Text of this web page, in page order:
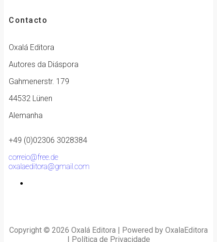
Contacto
Oxalá Editora
Autores da Diáspora
Gahmenerstr. 179
44532 Lünen
Alemanha
+49 (0)02306 3028384
correio@free.de
oxalaeditora@gmail.com
Copyright © 2026 Oxalá Editora | Powered by OxalaEditora
Política de Privacidade